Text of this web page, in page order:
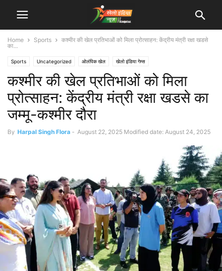
Home Sports
कश्मीर की खेल प्रतिभाओं को मिला प्रोत्साहन: केंद्रीय मंत्री रक्षा खडसे
का...
Sports Uncategorized ओलंपिक खेल खेलो इंडिया गेम्स
कश्मीर की खेल प्रतिभाओं को मिला
प्रोत्साहन: केंद्रीय मंत्री रक्षा खडसे का
जम्मू-कश्मीर दौरा
By Harpal Singh Flora - August 22, 2025 Modified date: August 24, 2025